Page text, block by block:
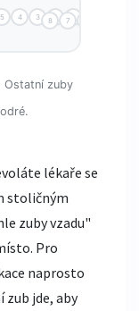
1
2
3
4
5 7
8
Ostatní zuby
lékaře se
stoličným
zuby vzadu"
Pro
naprosto
zub jde, aby